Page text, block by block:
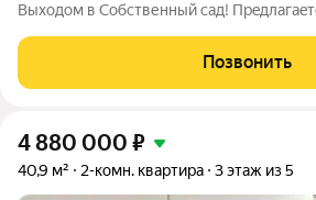
Выходом в Собственный сад!
полноценная придомовая территория
отдыха! Основные
Позвонить
4 880 000 ₽
40,9 м² 2-комн. квартира 3 этаж из 5